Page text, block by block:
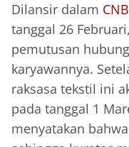
Dilansir dalam
tanggal 26
pemutusan
karyawannya.
raksasa tekstil ini
pada tanggal 1
menyatakan